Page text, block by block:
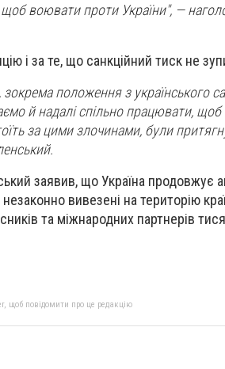
воювати проти України", —
і за те, що санкційний тиск не
положення з українського
й надалі спільно працювати,
за цими злочинами, були
заявив, що Україна продовжує
вивезені на територію
та міжнародних партнерів
щоб повідомити про це редакцію